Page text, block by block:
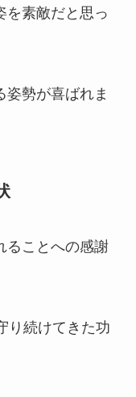
を素敵だと思っ
姿勢が喜ばれま
ることへの感謝
り続けてきた功